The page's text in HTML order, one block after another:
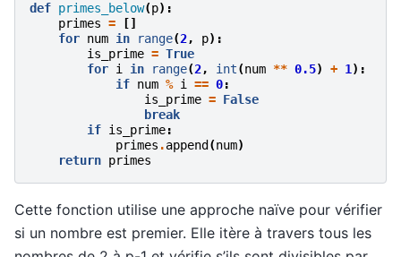
def primes_below(p):
primes =
[]
for num in range(2, p):
is_prime = True
for i in range(2, int(num ** 0.5) + 1):
if num % i == 0:
is_prime = False
break
if is_prime:
primes .append (num)
return primes
Cette fonction utilise une approche naïve pour vérifier
si un nombre est premier. Elle itère à travers tous les